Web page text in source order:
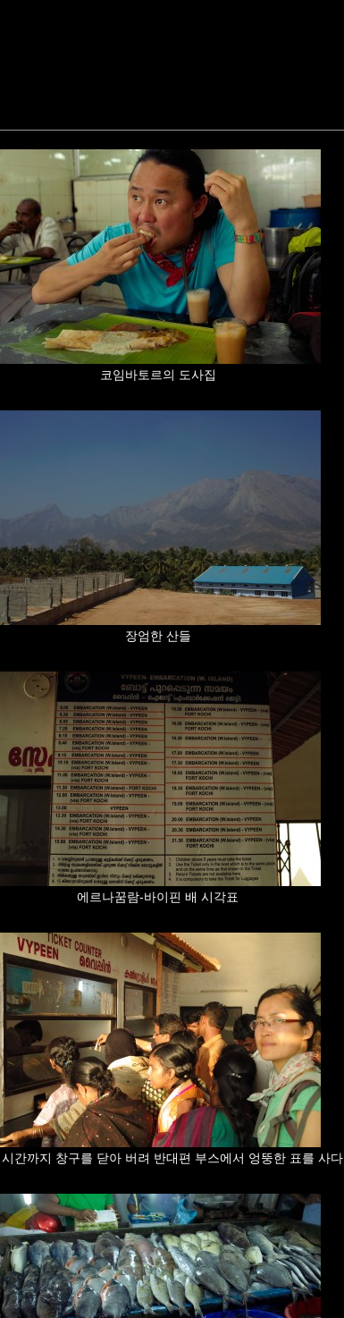
코임바토르의 도사집
장엄한 산들
에르나꿈람-바이핀 배 시각표
간까지 창구를 닫아 버려 반대편 부스에서 엉뚱한 표를 사다